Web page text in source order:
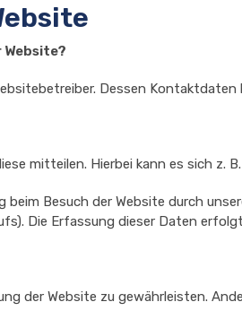
Dessen
mitteilen. Hierbei kann es sich z.
Besuch der Website durch
Die Erfassung dieser Daten
der Website zu gewährleisten.